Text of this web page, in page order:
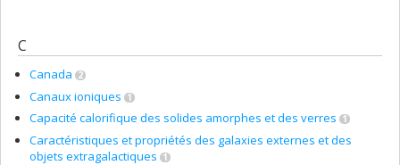
C
Canada 2
Canaux ioniques 1
Capacité calorifique des solides amorphes et des verres 1
Caractéristiques et propriétés des galaxies externes et des
objets extragalactiques 1